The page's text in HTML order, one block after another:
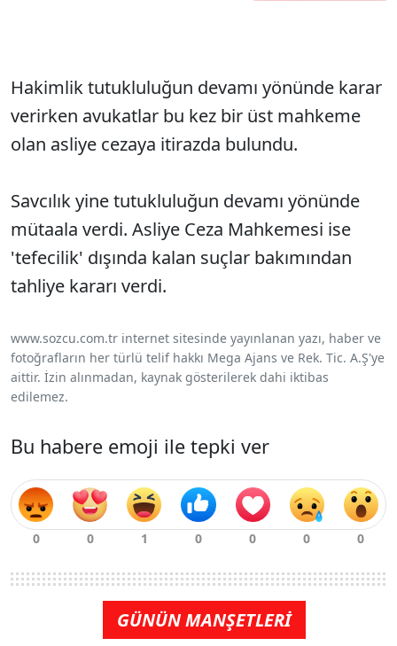
Hakimlik tutukluluğun devamı yönünde karar
verirken avukatlar bu kez bir üst mahkeme
olan asliye cezaya itirazda bulundu.
Savcılık yine tutukluluğun devamı yönünde
mütaala verdi. Asliye Ceza Mahkemesi ise
'tefecilik' dışında kalan suçlar bakımından
tahliye kararı verdi.
www.sozcu.com.tr internet sitesinde yayınlanan yazı, haber ve
fotoğrafların her türlü telif hakkı Mega Ajans ve Rek. Tic. A.Ş'ye
aittir. İzin alınmadan, kaynak gösterilerek dahi iktibas
edilemez.
Bu habere emoji ile tepki ver
GÜNÜN MANŞETLERİ